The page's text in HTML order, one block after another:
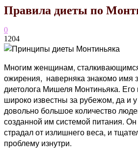
Правила диеты по
0
1204
Многим женщинам,
ожирения, наверняка знакомо имя
диетолога Мишеля Монтиньяка. Его
широко известны за рубежом, да и
довольно большое количество
созданной им системой питания.
страдал от излишнего веса, и
проблему изнутри.